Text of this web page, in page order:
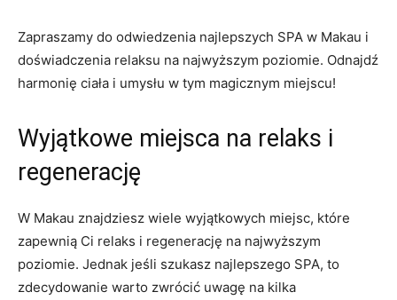
Zapraszamy do odwiedzenia najlepszych SPA w Makau i⁣
doświadczenia ⁣relaksu na najwyższym poziomie. Odnajdź
harmonię ciała i ⁣umysłu‌ w tym ⁢magicznym miejscu!
Wyjątkowe miejsca ​na⁢ relaks i
regenerację
W Makau znajdziesz wiele wyjątkowych miejsc, które
zapewnią Ci relaks i regenerację na ‍najwyższym
poziomie. Jednak jeśli szukasz ‌najlepszego⁢ SPA, to
zdecydowanie warto zwrócić uwagę na kilka